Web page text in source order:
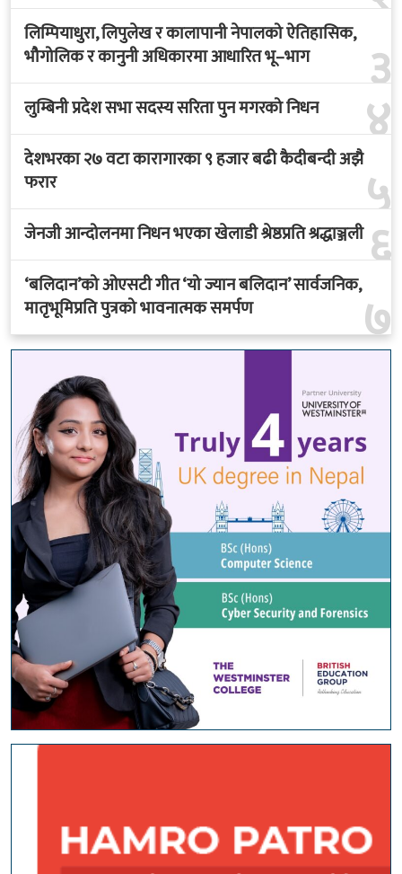
३
लिम्पियाधुरा, लिपुलेख र कालापानी नेपालको ऐतिहासिक,
भौगोलिक र कानुनी अधिकारमा आधारित भू–भाग
४
लुम्बिनी प्रदेश सभा सदस्य सरिता पुन मगरको निधन
५
देशभरका २७ वटा कारागारका ९ हजार बढी कैदीबन्दी अझै
फरार
६
जेनजी आन्दोलनमा निधन भएका खेलाडी श्रेष्ठप्रति श्रद्धाञ्जली
७
‘बलिदान’को ओएसटी गीत ‘यो ज्यान बलिदान’ सार्वजनिक,
मातृभूमिप्रति पुत्रको भावनात्मक समर्पण